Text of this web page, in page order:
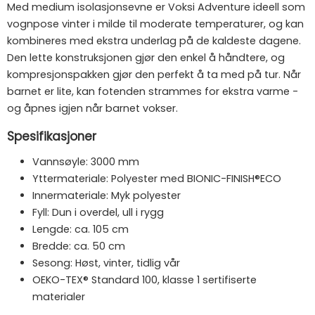
Med medium isolasjonsevne er Voksi Adventure ideell som
vognpose vinter i milde til moderate temperaturer, og kan
kombineres med ekstra underlag på de kaldeste dagene.
Den lette konstruksjonen gjør den enkel å håndtere, og
kompresjonspakken gjør den perfekt å ta med på tur. Når
barnet er lite, kan fotenden strammes for ekstra varme -
og åpnes igjen når barnet vokser.
Spesifikasjoner
Vannsøyle: 3000 mm
Yttermateriale: Polyester med BIONIC-FINISH®ECO
Innermateriale: Myk polyester
Fyll: Dun i overdel, ull i rygg
Lengde: ca. 105 cm
Bredde: ca. 50 cm
Sesong: Høst, vinter, tidlig vår
OEKO-TEX® Standard 100, klasse 1 sertifiserte
materialer